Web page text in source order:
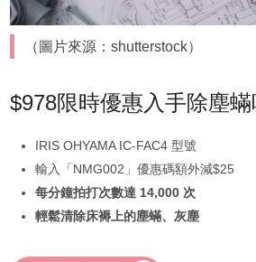
（圖片來源：shutterstock）
$978限時優惠入手除塵
IRIS OHYAMA IC-FAC4 型號
輸入「NMG002」優惠碼額外減$25
每分鐘拍打次數達 14,000 次
輕鬆清除床褥上的塵蟎、灰塵